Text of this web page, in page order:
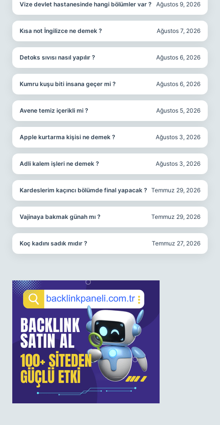
Vize devlet hastanesinde hangi bölümler var ? Ağustos 9, 2026
Kısa not İngilizce ne demek ? Ağustos 7, 2026
Detoks sıvısı nasıl yapılır ? Ağustos 6, 2026
Kumru kuşu biti insana geçer mi ? Ağustos 6, 2026
Avene temiz içerikli mi ? Ağustos 5, 2026
Apple kurtarma kişisi ne demek ? Ağustos 3, 2026
Adli kalem işleri ne demek ? Ağustos 3, 2026
Kardeslerim kaçıncı bölümde final yapacak ? Temmuz 29, 2026
Vajinaya bakmak günah mı ? Temmuz 29, 2026
Koç kadını sadık mıdır ? Temmuz 27, 2026